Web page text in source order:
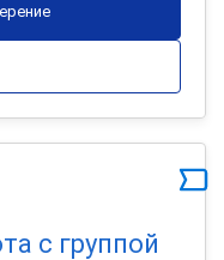
с группой